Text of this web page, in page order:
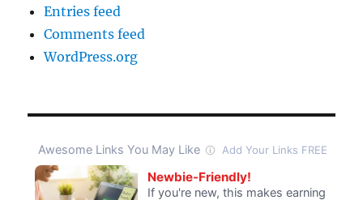
Entries feed
Comments feed
WordPress.org